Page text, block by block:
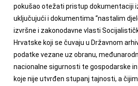
pokušao otežati pristup dokumentaciji
uključujući i dokumentima “nastalim
izvršne i zakonodavne vlasti
Hrvatske koji se čuvaju u Državnom
podatke vezane uz obranu,
nacionalne sigurnosti te gospodarske
koje nije utvrđen stupanj tajnosti, a